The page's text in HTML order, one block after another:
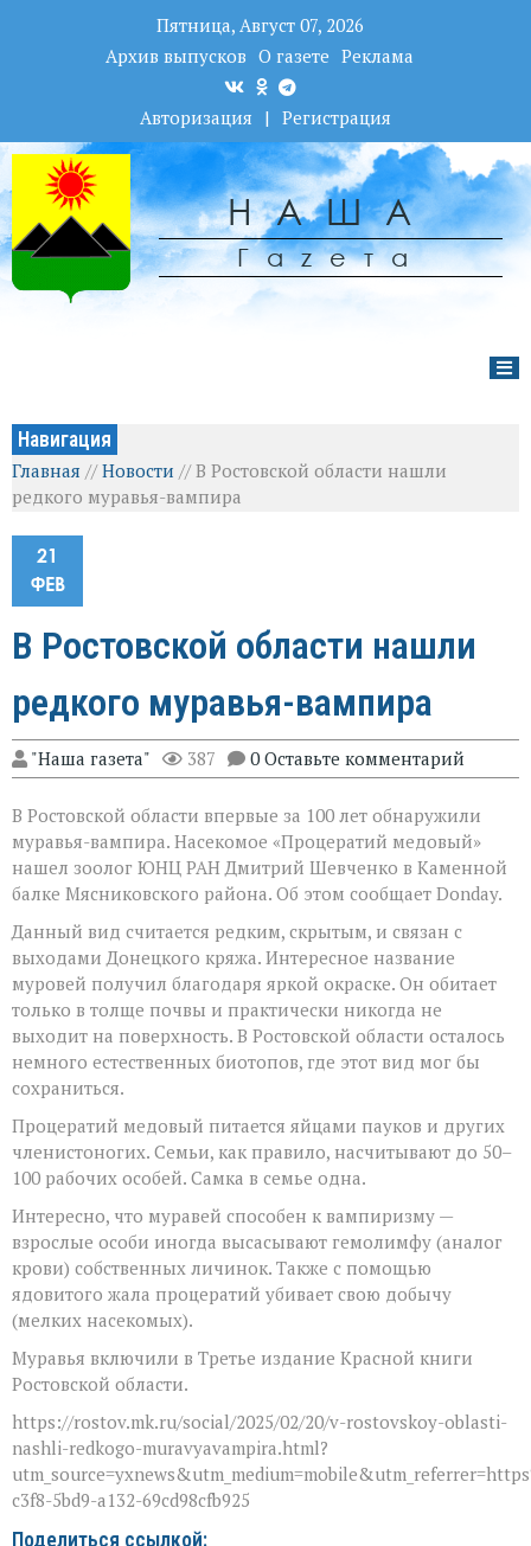
Пятница, Август 07, 2026
Архив выпусков О газете Реклама
Авторизация | Регистрация
НАША
Гаzета
Навигация
Главная //Новости //В Ростовской области нашли
редкого муравья-вампира
21
ФЕВ
В Ростовской области нашли
редкого муравья-вампира
"Наша газета" 387 0 Оставьте комментарий
В Ростовской области впервые за 100 лет обнаружили
муравья-вампира. Насекомое «Процератий медовый»
нашел зоолог ЮНЦ РАН Дмитрий Шевченко в Каменной
балке Мясниковского района. Об этом сообщает Donday.
Данный вид считается редким, скрытым, и связан с
выходами Донецкого кряжа. Интересное название
муровей получил благодаря яркой окраске. Он обитает
только в толще почвы и практически никогда не
выходит на поверхность. В Ростовской области осталось
немного естественных биотопов, где этот вид мог бы
сохраниться.
Процератий медовый питается яйцами пауков и других
членистоногих. Семьи, как правило, насчитывают до 50–
100 рабочих особей. Самка в семье одна.
Интересно, что муравей способен к вампиризму —
взрослые особи иногда высасывают гемолимфу (аналог
крови) собственных личинок. Также с помощью
ядовитого жала процератий убивает свою добычу
(мелких насекомых).
Муравья включили в Третье издание Красной книги
Ростовской области.
https://rostov.mk.ru/social/2025/02/20/v-rostovskoy-oblasti-
nashli-redkogo-muravyavampira.html?
c3f8-5bd9-a132-69cd98cfb925
Поделиться ссылкой: